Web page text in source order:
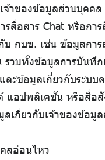
าของข้อมูลส่วนบุค
สื่อสาร Chat หรือก
กบข. เช่น ข้อมูลกา
วมทั้งข้อมูลการบันทึก
ข้อมูลเกี่ยวกับระบบ
แอปพลิเคชัน หรือสื่
ลเกี่ยวกับเจ้าของข้อ
ลอ่อนไหว